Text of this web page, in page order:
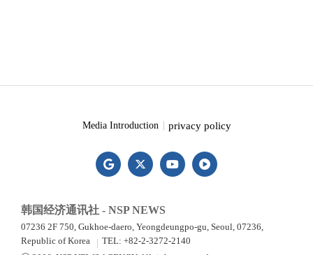
Media Introduction privacy policy
韩国经济通讯社 - NSP NEWS
07236 2F 750, Gukhoe-daero, Yeongdeungpo-gu, Seoul, 07236,
Republic of Korea
TEL: +82-2-3272-2140